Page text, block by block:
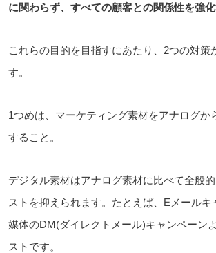
に関わらず、すべての顧客との関係性を強
これらの目的を目指すにあたり、2つの対策
す。
1つめは、マーケティング素材をアナログか
すること。
デジタル素材はアナログ素材に比べて全般
ストを抑えられます。たとえば、Eメールキ
媒体のDM(ダイレクトメール)キャンペーン
ストです。